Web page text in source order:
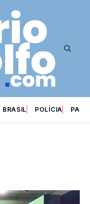
BRASIL POLÍCIA